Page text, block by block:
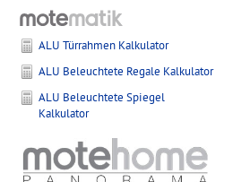
ALU Türrahmen Kalkulator
ALU Beleuchtete Regale Kalkulator
ALU Beleuchtete Spiegel
Kalkulator